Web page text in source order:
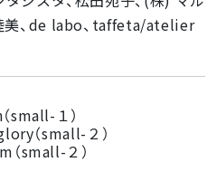
美、de labo、taffeta/atelier
small-１）
（small-２）
（small-２）